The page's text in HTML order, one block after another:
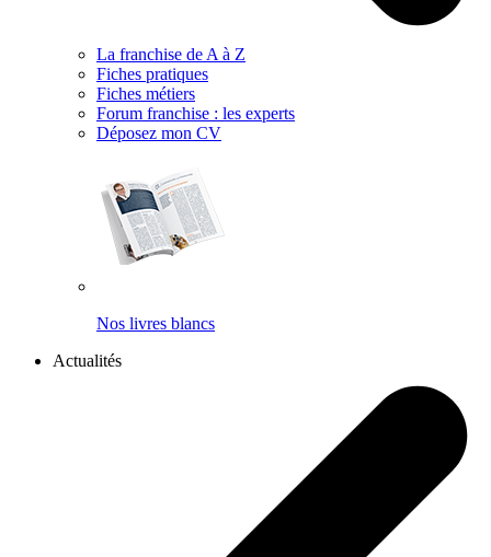
La franchise de A à Z
Fiches pratiques
Fiches métiers
Forum franchise : les experts
Déposez mon CV
Nos livres blancs
Actualités